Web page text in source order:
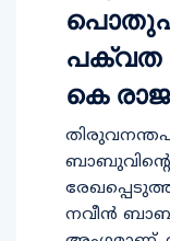
പക്വത
കെ
നവീന്‍